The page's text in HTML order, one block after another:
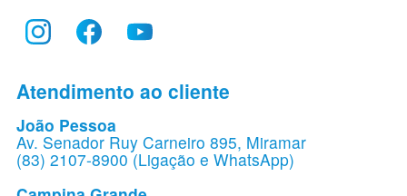
Atendimento ao cliente
João Pessoa
Av. Senador Ruy Carneiro 895, Miramar
(83) 2107-8900 (Ligação e WhatsApp)